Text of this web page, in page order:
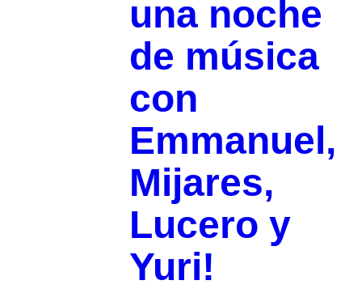
una noche
de música
con
Emmanuel,
Mijares,
Lucero y
Yuri!